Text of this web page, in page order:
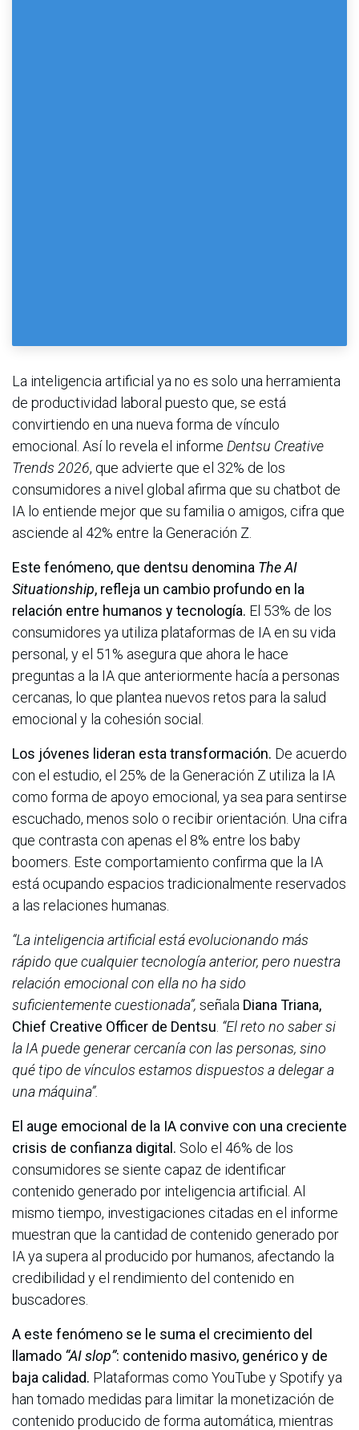
La inteligencia artificial ya no es solo una herramienta
de productividad laboral puesto que, se está
convirtiendo en una nueva forma de vínculo
emocional. Así lo revela el informe Dentsu Creative
Trends 2026, que advierte que el 32% de los
consumidores a nivel global afirma que su chatbot de
IA lo entiende mejor que su familia o amigos, cifra que
asciende al 42% entre la Generación Z.
Este fenómeno, que dentsu denomina The AI
Situationship, refleja un cambio profundo en la
relación entre humanos y tecnología. El 53% de los
consumidores ya utiliza plataformas de IA en su vida
personal, y el 51% asegura que ahora le hace
preguntas a la IA que anteriormente hacía a personas
cercanas, lo que plantea nuevos retos para la salud
emocional y la cohesión social.
Los jóvenes lideran esta transformación. De acuerdo
con el estudio, el 25% de la Generación Z utiliza la IA
como forma de apoyo emocional, ya sea para sentirse
escuchado, menos solo o recibir orientación. Una cifra
que contrasta con apenas el 8% entre los baby
boomers. Este comportamiento confirma que la IA
está ocupando espacios tradicionalmente reservados
a las relaciones humanas.
“La inteligencia artificial está evolucionando más
rápido que cualquier tecnología anterior, pero nuestra
relación emocional con ella no ha sido
suficientemente cuestionada”, señala Diana Triana,
Chief Creative Officer de Dentsu “El reto no saber si
la IA puede generar cercanía con las personas, sino
qué tipo de vínculos estamos dispuestos a delegar a
una máquina”.
El auge emocional de la IA convive con una creciente
crisis de confianza digital. Solo el 46% de los
consumidores se siente capaz de identificar
contenido generado por inteligencia artificial. Al
mismo tiempo, investigaciones citadas en el informe
muestran que la cantidad de contenido generado por
IA ya supera al producido por humanos, afectando la
credibilidad y el rendimiento del contenido en
buscadores.
A este fenómeno se le suma el crecimiento del
llamado “AI slop”: contenido masivo, genérico y de
baja calidad. Plataformas como YouTube y Spotify ya
han tomado medidas para limitar la monetización de
contenido producido de forma automática, mientras